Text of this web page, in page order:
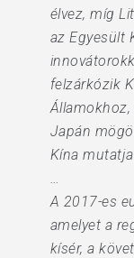
élvez, míg
az Egyesült
felzárkózik
Államokhoz,
Japán
Kína
…
A 2017-es
amelyet a
kísér, a